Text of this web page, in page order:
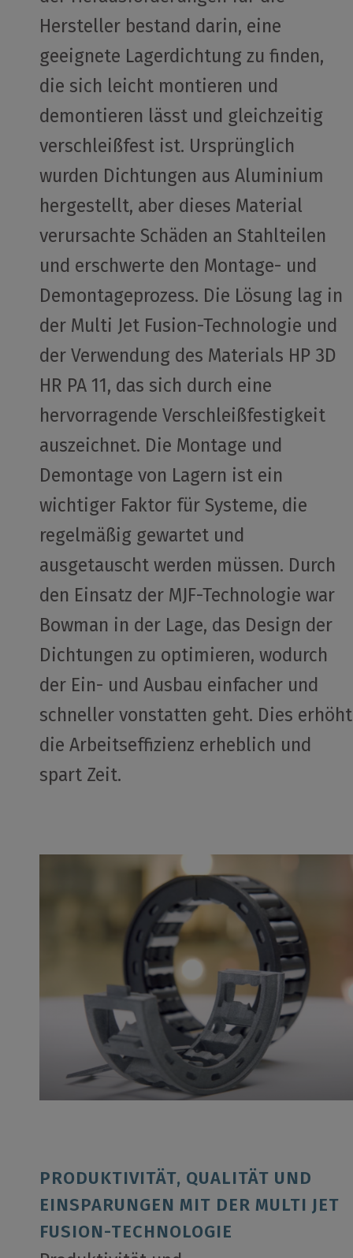
Hersteller bestand darin, eine
geeignete Lagerdichtung zu finden,
die sich leicht montieren und
demontieren lässt und gleichzeitig
verschleißfest ist. Ursprünglich
wurden Dichtungen aus Aluminium
hergestellt, aber dieses Material
verursachte Schäden an Stahlteilen
und erschwerte den Montage- und
Demontageprozess. Die Lösung lag in
der Multi Jet Fusion-Technologie und
der Verwendung des Materials HP 3D
HR PA 11, das sich durch eine
hervorragende Verschleißfestigkeit
auszeichnet. Die Montage und
Demontage von Lagern ist ein
wichtiger Faktor für Systeme, die
regelmäßig gewartet und
ausgetauscht werden müssen. Durch
den Einsatz der MJF-Technologie war
Bowman in der Lage, das Design der
Dichtungen zu optimieren, wodurch
der Ein- und Ausbau einfacher und
schneller vonstatten geht. Dies erhöht
die Arbeitseffizienz erheblich und
spart Zeit.
PRODUKTIVITÄT, QUALITÄT UND
EINSPARUNGEN MIT DER MULTI JET
FUSION-TECHNOLOGIE